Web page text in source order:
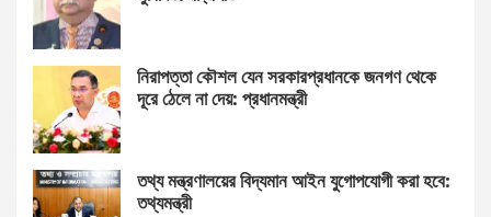
নিরাপত্তা কৌশল যেন সরকারপ্রধানকে জনগণ থেকে
দূরে ঠেলে না দেয়: প্রধানমন্ত্রী
তথ্য মন্ত্রণালয়ের বিদ্যমান আইন যুগোপযোগী করা হবে:
তথ্যমন্ত্রী